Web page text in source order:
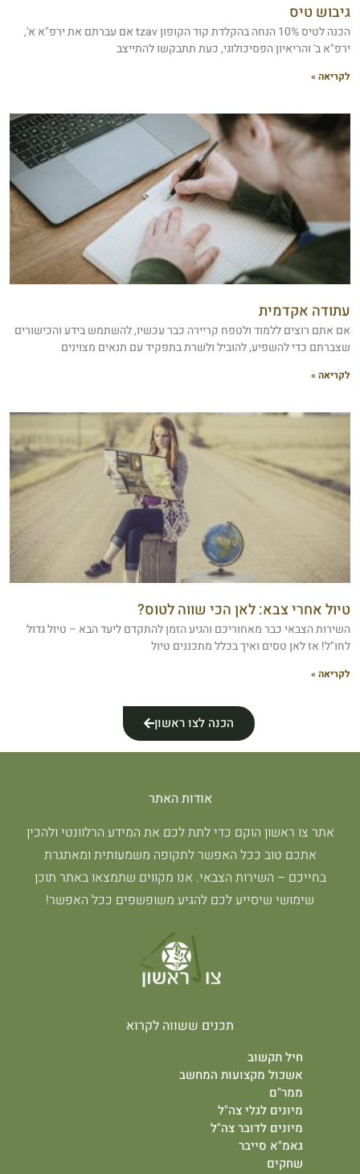
גיבוש טיס
הכנה לטיס 10% הנחה בהקלדת קוד הקופון tzav אם עברתם את ירפ"א א',
ירפ"א ב' והריאיון הפסיכולוגי, כעת תתבקשו להתייצב
לקריאה »
עתודה אקדמית
אם אתם רוצים ללמוד ולטפח קריירה כבר עכשיו, להשתמש בידע והכישורים
שצברתם כדי להשפיע, להוביל ולשרת בתפקיד עם תנאים מצוינים
לקריאה »
טיול אחרי צבא: לאן הכי שווה לטוס?
השירות הצבאי כבר מאחוריכם והגיע הזמן להתקדם ליעד הבא – טיול גדול
לחו"ל! אז לאן טסים ואיך בכלל מתכננים טיול
לקריאה »
הכנה לצו ראשון
אודות האתר
אתר צו ראשון הוקם כדי לתת לכם את המידע הרלוונטי ולהכין
אתכם טוב ככל האפשר לתקופה משמעותית ומאתגרת
בחייכם – השירות הצבאי. אנו מקווים שתמצאו באתר תוכן
שימושי שיסייע לכם להגיע משופשפים ככל האפשר!
תכנים ששווה לקרוא
חיל תקשוב
אשכול מקצועות המחשב
ממר"ם
מיונים לגלי צה"ל
מיונים לדובר צה"ל
גאמ"א סייבר
שחקים